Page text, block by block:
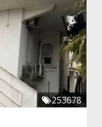
253678